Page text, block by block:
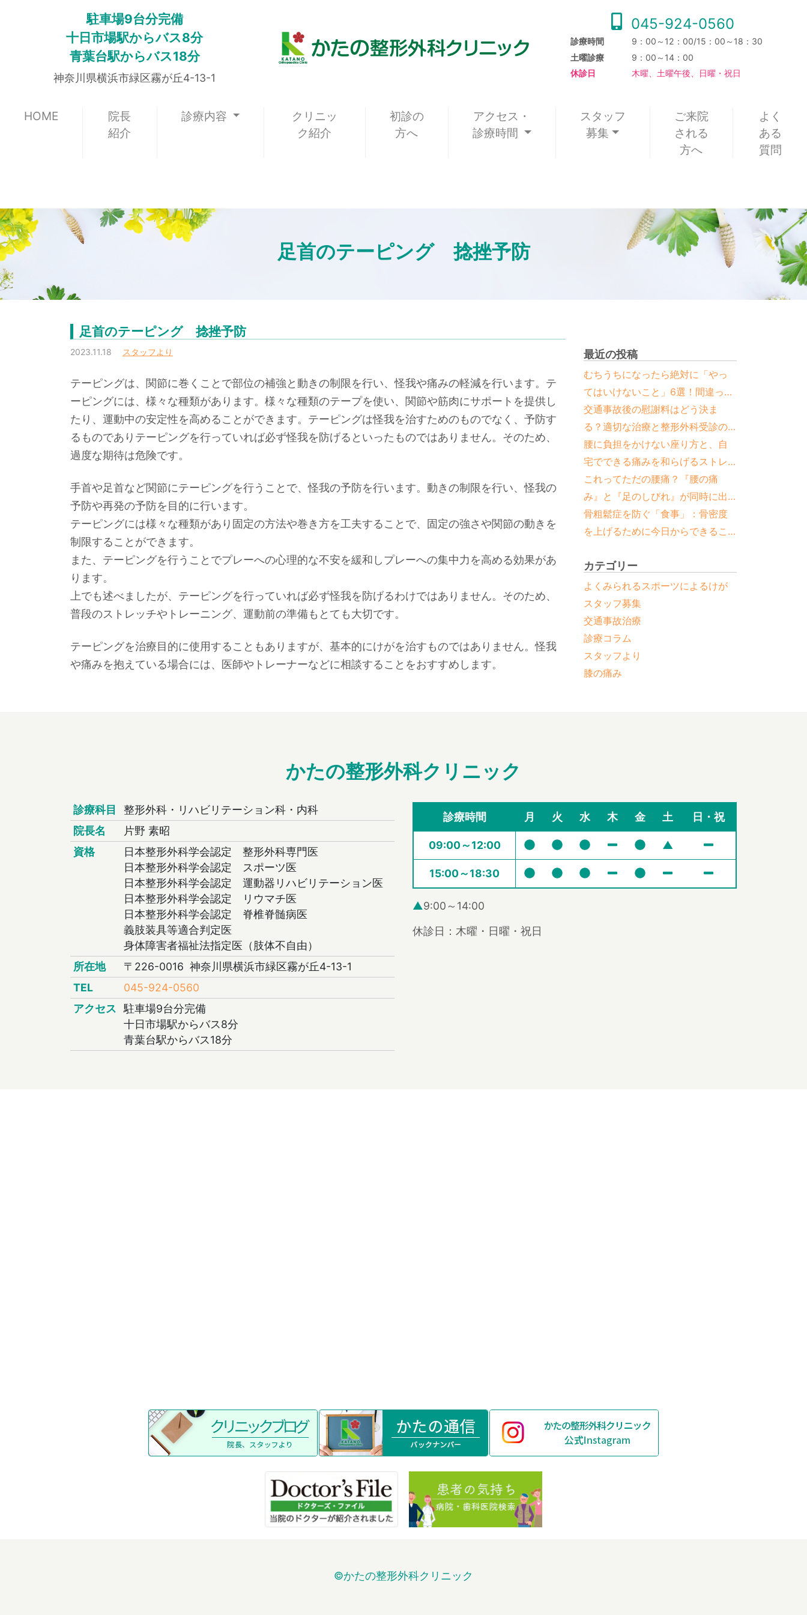
駐車場9台分完備
十日市場駅からバス8分
青葉台駅からバス18分
神奈川県横浜市緑区霧が丘4-13-1
045-924-0560
診療時間
9：00～12：00/15：00～18：30
土曜診療
9：00～14：00
休診日
木曜、土曜午後、日曜・祝日
HOME
院長
紹介
診療内容
クリニッ
ク紹介
初診の
方へ
アクセス・
診療時間
スタッフ
募集
ご来院
される
方へ
よく
ある
質問
足首のテーピング 捻挫予防
足首のテーピング 捻挫予防
2023.11.18 スタッフより
テーピングは、関節に巻くことで部位の補強と動きの制限を行い、怪我や痛みの軽減を行います。テ
ーピングには、様々な種類があります。様々な種類のテープを使い、関節や筋肉にサポートを提供し
たり、運動中の安定性を高めることができます。テーピングは怪我を治すためのものでなく、予防す
るものでありテーピングを行っていれば必ず怪我を防げるといったものではありません。そのため、
過度な期待は危険です。
手首や足首など関節にテーピングを行うことで、怪我の予防を行います。動きの制限を行い、怪我の
予防や再発の予防を目的に行います。
テーピングには様々な種類があり固定の方法や巻き方を工夫することで、固定の強さや関節の動きを
制限することができます。
また、テーピングを行うことでプレーへの心理的な不安を緩和しプレーへの集中力を高める効果があ
ります。
上でも述べましたが、テーピングを行っていれば必ず怪我を防げるわけではありません。そのため、
普段のストレッチやトレーニング、運動前の準備もとても大切です。
テーピングを治療目的に使用することもありますが、基本的にけがを治すものではありません。怪我
や痛みを抱えている場合には、医師やトレーナーなどに相談することをおすすめします。
最近の投稿
むちうちになったら絶対に「やっ
てはいけないこと」6選！間違った
対処法と正しい治し方
交通事故後の慰謝料はどう決ま
る？適切な治療と整形外科受診の
重要性
腰に負担をかけない座り方と、自
宅でできる痛みを和らげるストレ
ッチ
これってただの腰痛？『腰の痛
み』と『足のしびれ』が同時に出
たら要注意な疾患と見分け方
骨粗鬆症を防ぐ「食事」：骨密度
を上げるために今日からできるこ
カテゴリー
よくみられるスポーツによるけが
スタッフより
スタッフ募集
交通事故治療
膝の痛み
診療コラム
かたの整形外科クリニック
診療科目
整形外科・リハビリテーション科・内科
院長名
片野 素昭
資格
日本整形外科学会認定 整形外科専門医
日本整形外科学会認定 スポーツ医
日本整形外科学会認定 運動器リハビリテーション医
日本整形外科学会認定 リウマチ医
日本整形外科学会認定 脊椎脊髄病医
義肢装具等適合判定医
身体障害者福祉法指定医（肢体不自由）
所在地
〒226-0016 神奈川県横浜市緑区霧が丘4-13-1
TEL
045-924-0560
アクセス
駐車場9台分完備
十日市場駅からバス8分
青葉台駅からバス18分
診療時間 月 火 水 木 金 土 日・祝
09:00～12:00 ▲
15:00～18:30
▲9:00～14:00
休診日：木曜・日曜・祝日
©かたの整形外科クリニック